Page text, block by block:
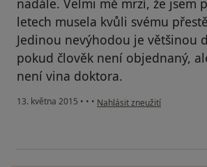
nadále. Velmi mě mrzí, že jsem
letech musela kvůli svému
Jedinou nevýhodou je většinou
pokud člověk není objednaný,
není vina doktora.
13. května 2015 • • • podle názoru uživatele Váš
Nahlásit zneužití